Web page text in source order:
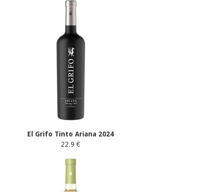
El Grifo Tinto Ariana 2024
22.9 €